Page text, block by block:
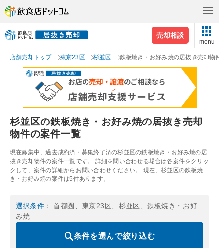
売却相談
menu
店舗売却トップ 東京23区 杉並区 鉄板焼き・お好み焼の居抜き売却物
杉並区の鉄板焼き・お好み焼の居抜き売却
物件の案件一覧
現在募集中、過去成約済・募集終了済の杉並区の鉄板焼き・お好み焼の居
抜き売却物件の案件一覧です。 詳細を問い合わせる場合は各案件をクリッ
クして、案件の詳細からお問い合わせください。 現在、杉並区の鉄板焼
き・お好み焼の案件は5件あります。
選択条件 ： 首都圏、東京23区、杉並区、鉄板焼き・お好
み焼
条件を選んで絞り込む